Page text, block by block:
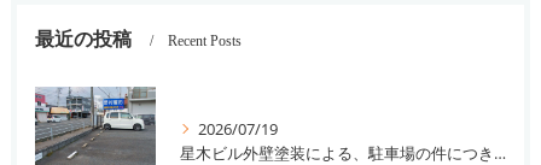
最近の投稿 Recent Posts
2026/07/19
星木ビル外壁塗装による、駐車場の件につきまして。